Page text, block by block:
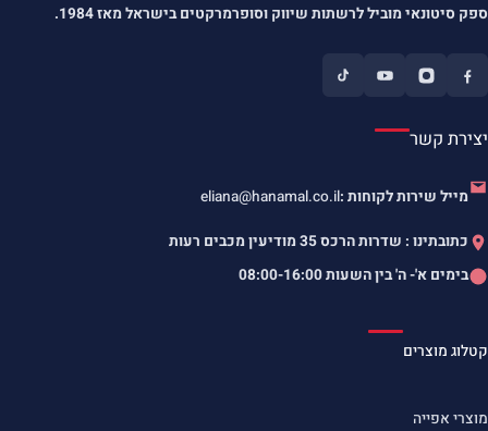
ספק סיטונאי מוביל לרשתות שיווק וסופרמרקטים בישראל מאז 1984.
יצירת קשר
מייל שירות לקוחות :eliana@hanamal.co.il
כתובתינו : שדרות הרכס 35 מודיעין מכבים רעות
בימים א'- ה' בין השעות08:00-16:00
קטלוג מוצרים
מוצרי אפייה